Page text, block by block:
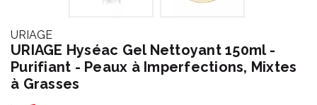
URIAGE
URIAGE Hyséac Gel Nettoyant 150ml -
Purifiant - Peaux à Imperfections, Mixtes
à Grasses